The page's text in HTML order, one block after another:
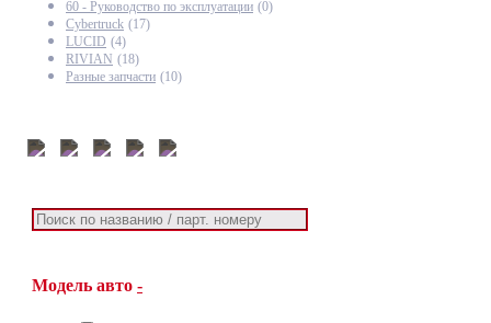
60 - Руководство по эксплуатации (0)
Cybertruck (17)
LUCID (4)
RIVIAN (18)
Разные запчасти (10)
Модель авто -